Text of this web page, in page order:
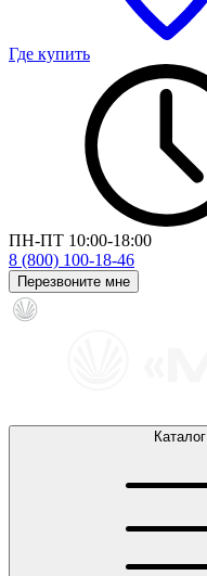
Где купить
ПН-ПТ 10:00-18:00
8 (800) 100-18-46
Перезвоните мне
Каталог